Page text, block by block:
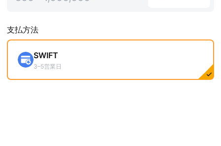
支払方法
SWIFT
3–5営業日